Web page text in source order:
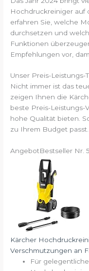
Hochdruckreiniger auf
erfahren Sie, welche
durchsetzen und
Funktionen
Empfehlungen vor,
Unser Preis-Leistungs-
Nicht immer ist das
zeigen Ihnen die
beste Preis-Leistungs-
hohe Qualität bieten.
zu Ihrem Budget passt.
AngebotBestseller Nr. 5
Kärcher
Verschmutzungen an
Für